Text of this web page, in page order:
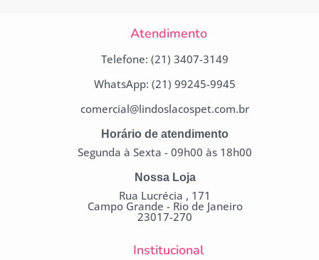
Atendimento
Telefone: (21) 3407-3149
WhatsApp: (21) 99245-9945
comercial@lindoslacospet.com.br
Horário de atendimento
Segunda à Sexta - 09h00 às 18h00
Nossa Loja
Rua Lucrécia , 171
Campo Grande - Rio de Janeiro
23017-270
Institucional